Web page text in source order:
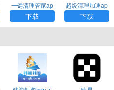
一键清理管家ap
p下载安装
下载
超级清理加速ap
p下载
下载